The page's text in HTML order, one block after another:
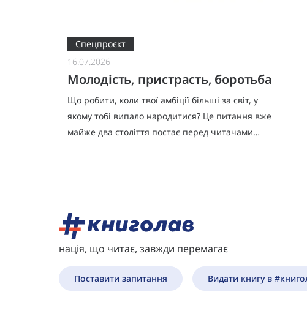
Спецпроєкт
16.07.2026
Молодість, пристрасть, боротьба
Що робити, коли твої амбіції більші за світ, у
якому тобі випало народитися? Це питання вже
майже два століття постає перед читачами
нація, що читає, завжди перемагає
Поставити запитання Видати книгу в